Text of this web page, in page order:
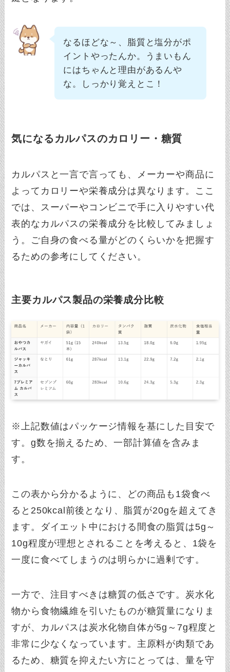
なるほどな～、脂質と塩分がポ
イントやったんか。うまいもん
にはちゃんと理由があるんや
な。しっかり覚えとこ！
気になるカルパスのカロリー・糖質
カルパスと一言で言っても、メーカーや商品に
よってカロリーや栄養成分は異なります。ここ
では、スーパーやコンビニで手に入りやすい代
表的なカルパスの栄養成分を比較してみましょ
う。ご自身の食べる量がどのくらいかを把握す
るための参考にしてください。
主要カルパス製品の栄養成分比較
※上記数値はパッケージ情報を基にした目安で
す。g数を揃えるため、一部計算値を含みま
す。
この表から分かるように、どの商品も1袋食べ
ると250kcal前後となり、脂質が20gを超えてき
ます。ダイエット中における間食の脂質は5g～
10g程度が理想とされることを考えると、1袋を
一度に食べてしまうのは明らかに過剰です。
一方で、注目すべきは糖質の低さです。炭水化
物から食物繊維を引いたものが糖質量になりま
すが、カルパスは炭水化物自体が5g～7g程度と
非常に少なくなっています。主原料が肉類であ
るため、糖質を抑えたい方にとっては、量を守